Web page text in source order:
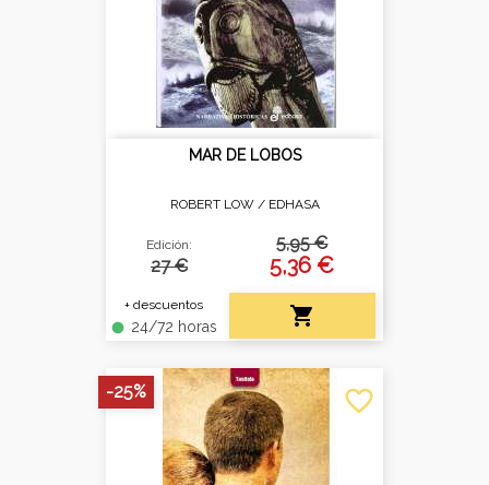
MAR DE LOBOS
ROBERT LOW / EDHASA
Edición:
27 €
+ descuentos
fiber_manual_record 24/72 horas
5,95 €
5,36 €

favorite_border
-25%